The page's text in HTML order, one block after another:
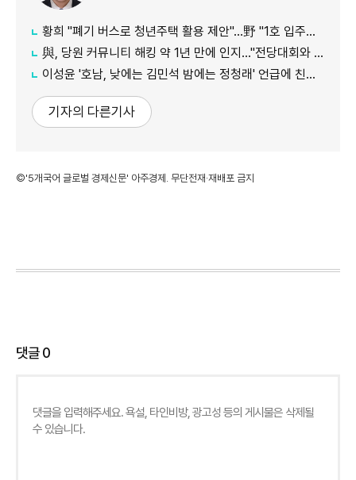
황희 "폐기 버스로 청년주택 활용 제안"…野 "1호 입주하라"
與, 당원 커뮤니티 해킹 약 1년 만에 인지…"전당대회와 무관"
이성윤 '호남, 낮에는 김민석 밤에는 정청래' 언급에 친명계 반발…"한심한 수준"
기자의 다른기사
©'5개국어 글로벌 경제신문' 아주경제. 무단전재·재배포 금지
댓글0